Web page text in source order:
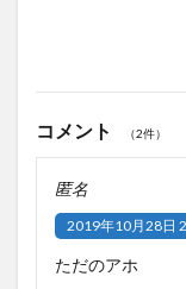
コメント （2件）
匿名
2019年10月28日
ただのアホ